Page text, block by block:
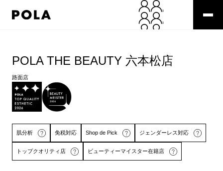
POLA THE BEAUTY 六本松店
路面店
肌分析 免税対応 Shop de Pick ジェンダーレス対応
トップクオリティ店 ビューティーマイスター在籍店